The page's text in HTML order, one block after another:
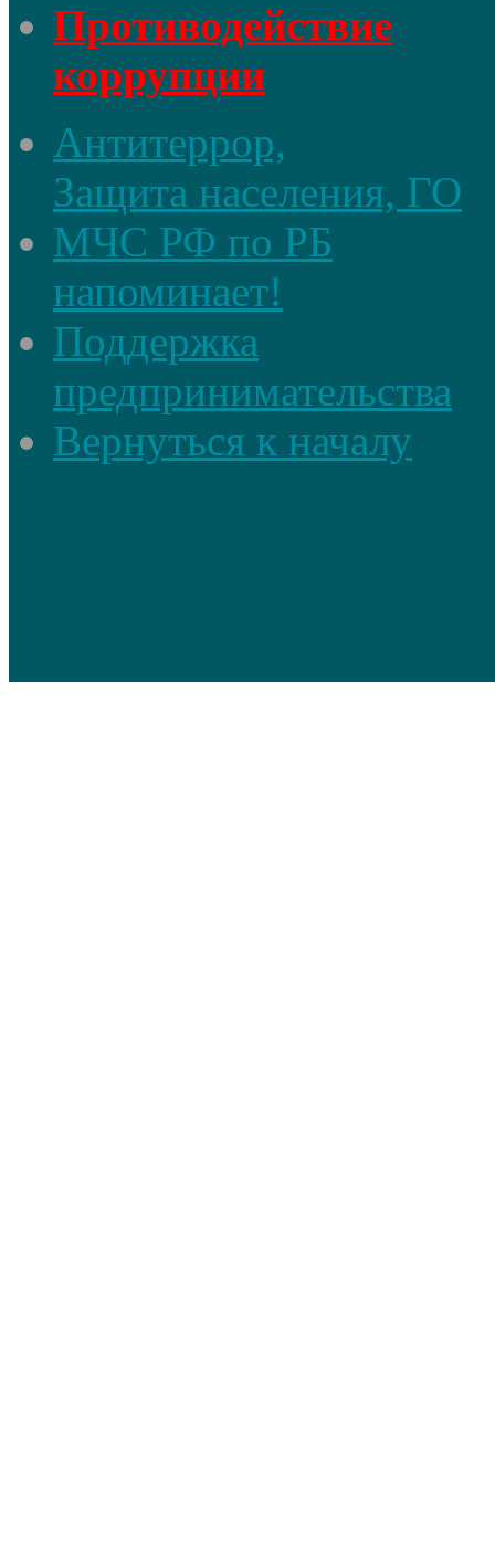
Противодействие
коррупции
Антитеррор,
Защита населения, ГО
МЧС РФ по РБ
напоминает!
Поддержка
предпринимательства
Вернуться к началу